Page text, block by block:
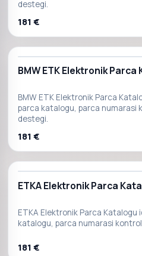
destegi.
181 €
BMW ETK Elektronik Parca
BMW ETK Elektronik Parca
parca katalogu, parca numarasi
destegi.
181 €
ETKA Elektronik Parca
ETKA Elektronik Parca Katalogu
katalogu, parca numarasi
181 €